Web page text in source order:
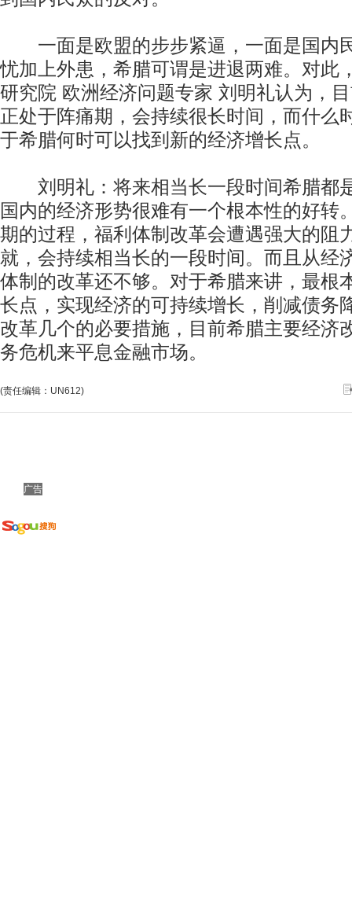
一面是欧盟的步步紧逼，一面是国内
忧加上外患，希腊可谓是进退两难。对此
研究院 欧洲经济问题专家 刘明礼认为，
正处于阵痛期，会持续很长时间，而什么
于希腊何时可以找到新的经济增长点。
刘明礼：将来相当长一段时间希腊都
国内的经济形势很难有一个根本性的好转
期的过程，福利体制改革会遭遇强大的阻
就，会持续相当长的一段时间。而且从经
体制的改革还不够。对于希腊来讲，最根
长点，实现经济的可持续增长，削减债务
改革几个的必要措施，目前希腊主要经济
务危机来平息金融市场。
(责任编辑：UN612)
广告